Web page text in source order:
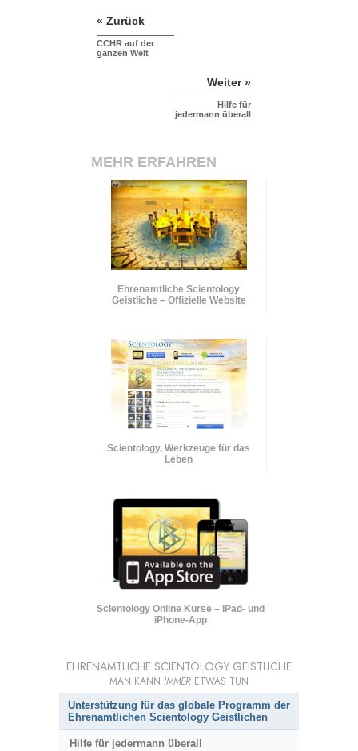
« Zurück
CCHR auf der
ganzen Welt
Weiter »
Hilfe für
jedermann überall
MEHR ERFAHREN
Ehrenamtliche Scientology
Geistliche – Offizielle Website
Scientology, Werkzeuge für das
Leben
Scientology Online Kurse – iPad- und
iPhone-App
EHRENAMTLICHE SCIENTOLOGY GEISTLICHE
MAN KANN IMMER ETWAS TUN
Unterstützung für das globale Programm der
Ehrenamtlichen Scientology Geistlichen
Hilfe für jedermann überall